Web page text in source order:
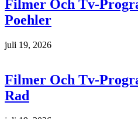
Filmer Och Tv-
Poehler
juli 19, 2026
Filmer Och Tv-
Rad